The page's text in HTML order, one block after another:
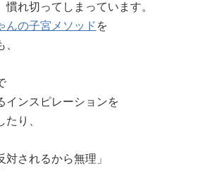
慣れ切ってしまっています。
んの子宮メソッド を
インスピレーションを
り、
対されるから無理」